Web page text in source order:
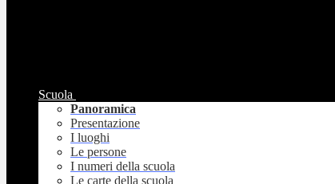
Scuola
Panoramica
Presentazione
I luoghi
Le persone
I numeri della scuola
Le carte della scuola